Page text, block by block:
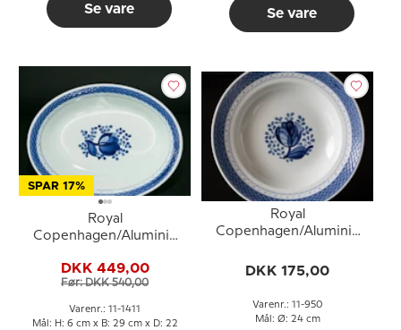
Se vare Se vare
SPAR 17%
Royal
Copenhagen/Aluminia
nr. 11/1411 (længde
29,5cm)
DKK 449,00
Før: DKK 540,00
Varenr.: 11-1411
Mål: H: 6 cm x B: 29 cm x D: 22
Royal
Copenhagen/Aluminia
tallerken 24cm, nr. 950
DKK 175,00
Varenr.: 11-950
Mål: Ø: 24 cm